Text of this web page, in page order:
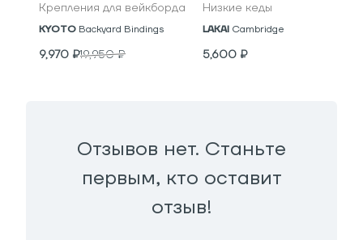
Крепления для вейкборда
KYOTO Backyard Bindings
9,970 ₽19,950₽
Низкие кеды
LAKAI Cambridge
5,600 ₽
Отзывов нет. Станьте
первым, кто оставит
отзыв!